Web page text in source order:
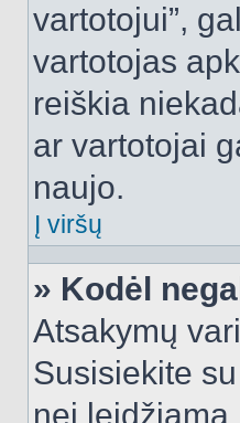
vartotojui”,
vartotojas
reiškia
ar vartotojai
naujo.
Į viršų
» Kodėl
Atsakymų
Susisiekite
nei leidžiama.